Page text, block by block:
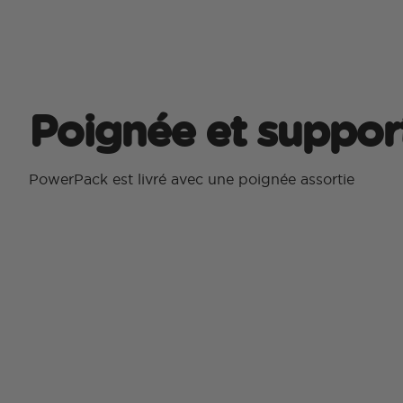
Poignée et
PowerPack est livré avec une poignée assortie